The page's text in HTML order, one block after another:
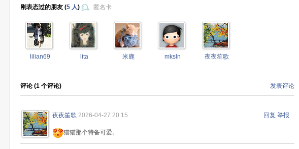
刚表态过的朋友 (5 人) 匿名卡
lilian69 lita 米鹿 mksln 夜夜笙歌
发表评论
评论 (1 个评论)
回复 举报
夜夜笙歌 2026-04-27 20:15
猫猫那个特备可爱。